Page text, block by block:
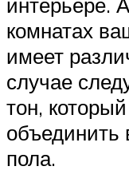
комнатах
имеет
случае
тон,
объединить
пола.